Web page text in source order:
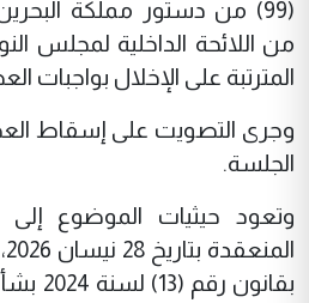
(99) من دستور مملكة
من اللائحة الداخلية لمجلس
المترتبة على الإخلال بواجبات
وجرى التصويت على إسقاط
الجلسة.
وتعود حيثيات الموضوع